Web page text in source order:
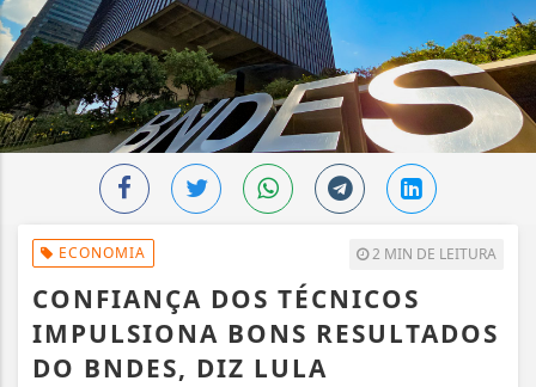
ECONOMIA 2 MIN DE LEITURA
CONFIANÇA DOS TÉCNICOS
IMPULSIONA BONS RESULTADOS
DO BNDES, DIZ LULA